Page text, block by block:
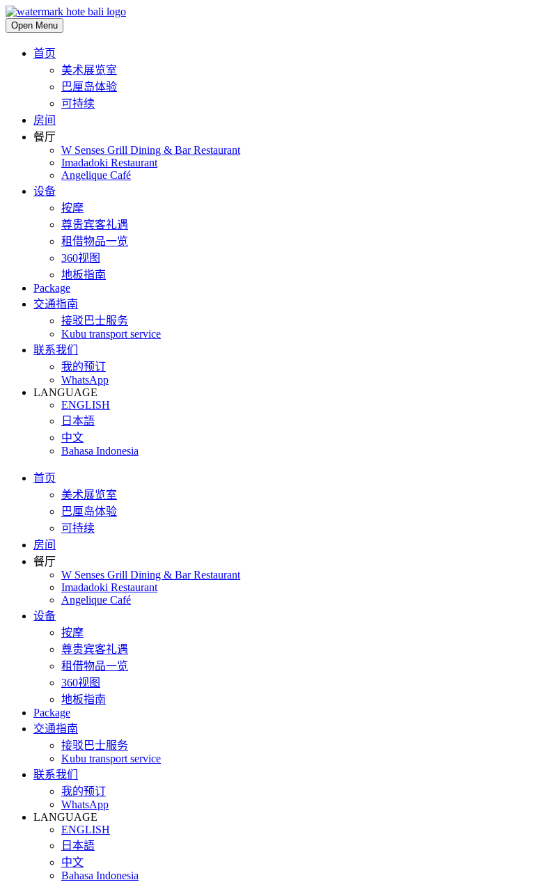
Open Menu
首页
美术展览室
巴厘岛体验
可持续
房间
餐厅
W Senses Grill Dining & Bar Restaurant
Imadadoki Restaurant
Angelique Café
设备
按摩
尊贵宾客礼遇
租借物品一览
360视图
地板指南
Package
交通指南
接驳巴士服务
Kubu transport service
联系我们
我的预订
WhatsApp
LANGUAGE
ENGLISH
日本語
中文
Bahasa Indonesia
首页
美术展览室
巴厘岛体验
可持续
房间
餐厅
W Senses Grill Dining & Bar Restaurant
Imadadoki Restaurant
Angelique Café
设备
按摩
尊贵宾客礼遇
租借物品一览
360视图
地板指南
Package
交通指南
接驳巴士服务
Kubu transport service
联系我们
我的预订
WhatsApp
LANGUAGE
ENGLISH
日本語
中文
Bahasa Indonesia